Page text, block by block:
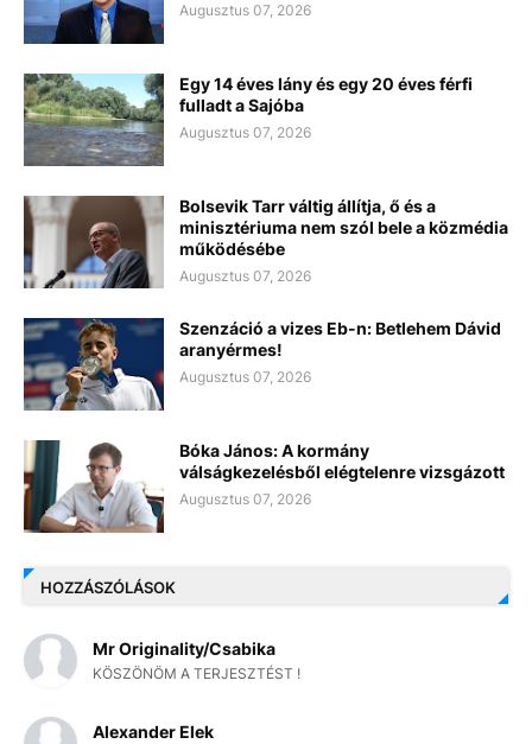
Augusztus 07, 2026
Egy 14 éves lány és egy 20 éves férfi
fulladt a Sajóba
Augusztus 07, 2026
Bolsevik Tarr váltig állítja, ő és a
minisztériuma nem szól bele a közmédia
működésébe
Augusztus 07, 2026
Szenzáció a vizes Eb-n: Betlehem Dávid
aranyérmes!
Augusztus 07, 2026
Bóka János: A kormány
válságkezelésből elégtelenre vizsgázott
Augusztus 07, 2026
HOZZÁSZÓLÁSOK
Mr Originality/Csabika
KÖSZÖNÖM A TERJESZTÉST !
Alexander Elek